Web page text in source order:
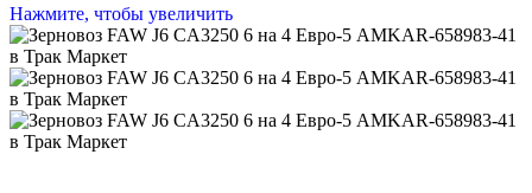
Нажмите, чтобы увеличить